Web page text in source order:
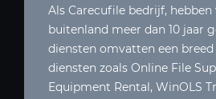
Als Carecufile bedrijf,
buitenland meer dan 10 jaar
diensten omvatten een breed
diensten zoals Online File
Equipment Rental, WinOLS